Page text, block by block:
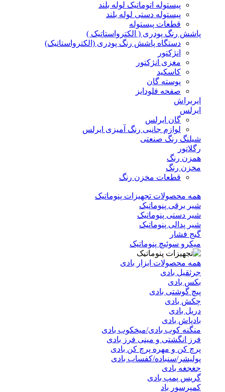
پیستوله اتوماتیک لوله بلند
پیستوله دستی لوله بلند
قطعات پیستوله
پاشش رنگ پودری ( الکترواستاتیک )
دستگاه پاشش رنگ پودری (الکترواستاتیک)
انژکتور
مغزی انژکتور
کاسکید
پوسته گان
صفحه فلودایز
ایربراش
ایرلس
گان ایرلس
لوازم جانبی رنگ آمیزی ایرلس
شیلنگ رنگ صنعتی
رگلاتور
همزن رنگ
مخزن رنگ
قطعات مخزن رنگ
همه محصولات تجهیزات پنوماتیک
شیر برقی پنوماتیک
شیر دستی پنوماتیک
شیر پدالی پنوماتیک
گیج فشار
میکرو سوئیچ پنوماتیک
همه محصولات ابزار بادی
جرثقیل بادی
بکس بادی
پیچ گوشتی بادی
چکش بادی
دریل بادی
بادپاش بادی
منگنه کوب بادی/میخکوب بادی
فرز انگشتی و مینی فرز بادی
پرچ کن و مهره پرچ کن بادی
پولیشر/سنباده/کفساب بادی
جغجغه بادی
گریس پمپ بادی
کمپرسور باد